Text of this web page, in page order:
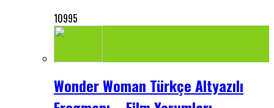
10995
Wonder Woman Türkçe Altyazılı